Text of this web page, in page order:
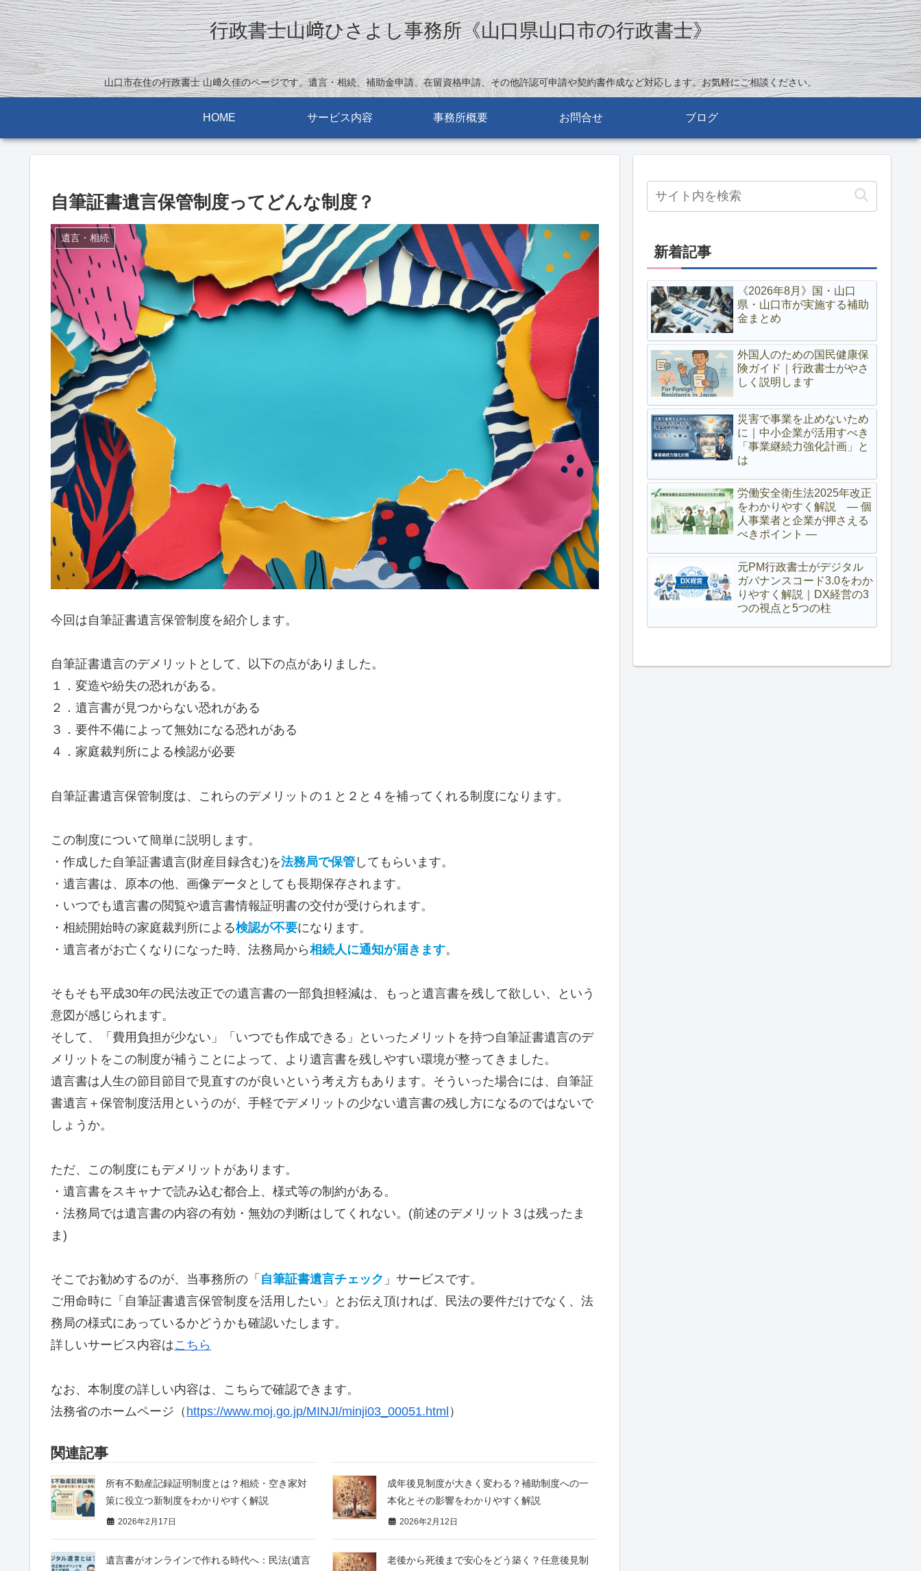
行政書士山﨑ひさよし事務所《山口県山口市の行政書士》
山口市在住の行政書士 山﨑久佳のページです。遺言・相続、補助金申請、在留資格申請、その他許認可申請や契約書作成など対応します。お気軽にご相談ください。
HOME サービス内容 事務所概要 お問合せ ブログ
自筆証書遺言保管制度ってどんな制度？
遺言・相続
今回は自筆証書遺言保管制度を紹介します。
自筆証書遺言のデメリットとして、以下の点がありました。
１．変造や紛失の恐れがある。
２．遺言書が見つからない恐れがある
３．要件不備によって無効になる恐れがある
４．家庭裁判所による検認が必要
自筆証書遺言保管制度は、これらのデメリットの１と２と４を補ってくれる制度になります。
この制度について簡単に説明します。
・作成した自筆証書遺言(財産目録含む)を法務局で保管 してもらいます。
・遺言書は、原本の他、画像データとしても長期保存されます。
・いつでも遺言書の閲覧や遺言書情報証明書の交付が受けられます。
・相続開始時の家庭裁判所による検認が不要になります。
・遺言者がお亡くなりになった時、法務局から相続人に通知が届きます。
そもそも平成30年の民法改正での遺言書の一部負担軽減は、もっと遺言書を残して欲しい、という
意図が感じられます。
そして、「費用負担が少ない」「いつでも作成できる」といったメリットを持つ自筆証書遺言のデ
メリットをこの制度が補うことによって、より遺言書を残しやすい環境が整ってきました。
遺言書は人生の節目節目で見直すのが良いという考え方もあります。そういった場合には、自筆証
書遺言＋保管制度活用というのが、手軽でデメリットの少ない遺言書の残し方になるのではないで
しょうか。
ただ、この制度にもデメリットがあります。
・遺言書をスキャナで読み込む都合上、様式等の制約がある。
・法務局では遺言書の内容の有効・無効の判断はしてくれない。(前述のデメリット３は残ったま
ま)
そこでお勧めするのが、当事務所の「 自筆証書遺言チェック 」サービスです。
ご用命時に「自筆証書遺言保管制度を活用したい」とお伝え頂ければ、民法の要件だけでなく、法
務局の様式にあっているかどうかも確認いたします。
詳しいサービス内容はこちら
なお、本制度の詳しい内容は、こちらで確認できます。
法務省のホームページ（ https://www.moj.go.jp/MINJI/minji03_00051.html ）
関連記事
所有不動産記録証明制度とは？相続・空き家対
策に役立つ新制度をわかりやすく解説
2026年2月17日
成年後見制度が大きく変わる？補助制度への一
本化とその影響をわかりやすく解説
2026年2月12日
遺言書がオンラインで作れる時代へ：民法(遺言
老後から死後まで安心をどう築く？任意後見制
新着記事
《2026年8月》国・山口
県・山口市が実施する補助
金まとめ
外国人のための国民健康保
険ガイド｜行政書士がやさ
しく説明します
災害で事業を止めないため
に｜中小企業が活用すべき
「事業継続力強化計画」と
は
労働安全衛生法2025年改正
をわかりやすく解説 ― 個
人事業者と企業が押さえる
べきポイント ―
元PM行政書士がデジタル
ガバナンスコード3.0をわか
りやすく解説｜DX経営の3
つの視点と5つの柱